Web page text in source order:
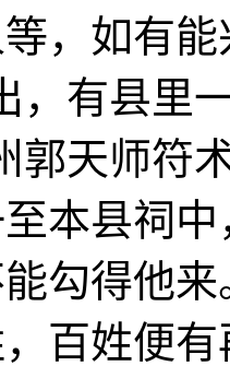
，如有
，有县里
郭天师符
本县祠
勾得他
百姓便